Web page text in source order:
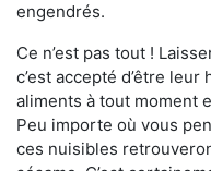
engendrés.
Ce n’est pas tout !
c’est accepté d’être
aliments à tout moment
Peu importe où vous
ces nuisibles